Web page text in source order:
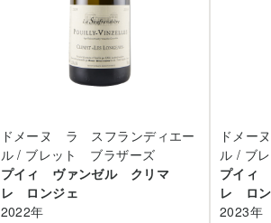
ドメーヌ ラ スフランディエー
ル / ブレット ブラザーズ
プイィ ヴァンゼル クリマ
レ ロンジェ
2022年
ドメー
ル / ブ
プイィ
レ ロ
2023年